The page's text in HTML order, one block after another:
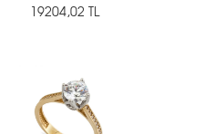
19204,02 TL